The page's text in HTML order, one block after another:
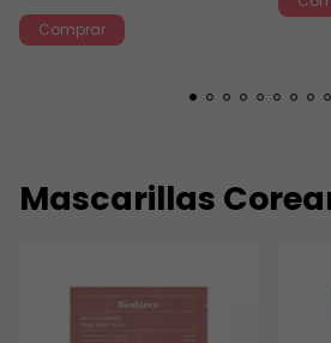
Comprar
Mascarillas